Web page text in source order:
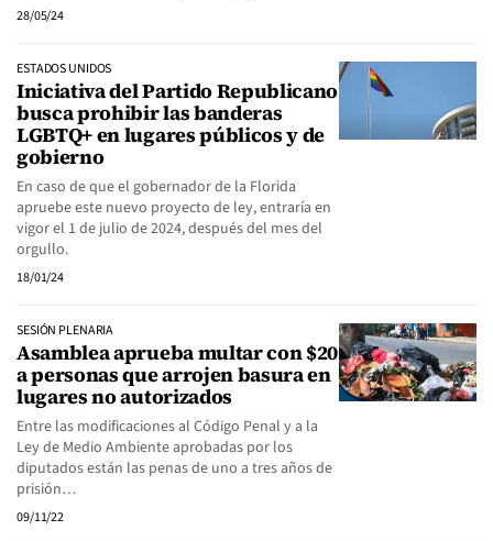
28/05/24
ESTADOS UNIDOS
Iniciativa del Partido Republicano
busca prohibir las banderas
LGBTQ+ en lugares públicos y de
gobierno
En caso de que el gobernador de la Florida
apruebe este nuevo proyecto de ley, entraría en
vigor el 1 de julio de 2024, después del mes del
orgullo.
18/01/24
SESIÓN PLENARIA
Asamblea aprueba multar con $20
a personas que arrojen basura en
lugares no autorizados
Entre las modificaciones al Código Penal y a la
Ley de Medio Ambiente aprobadas por los
diputados están las penas de uno a tres años de
prisión…
09/11/22